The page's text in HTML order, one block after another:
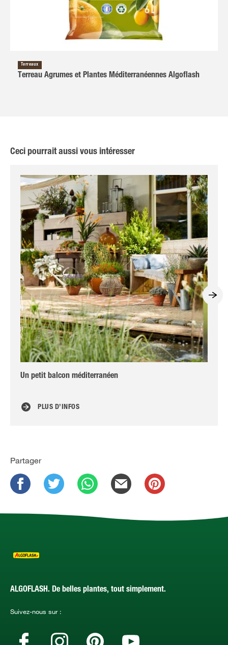
Terreaux
Terreau Agrumes et Plantes Méditerranéennes Algoflash
Ceci pourrait aussi vous intéresser
Un petit balcon méditerranéen
PLUS D’INFOS
Partager
ALGOFLASH. De belles plantes, tout simplement.
Suivez-nous sur :